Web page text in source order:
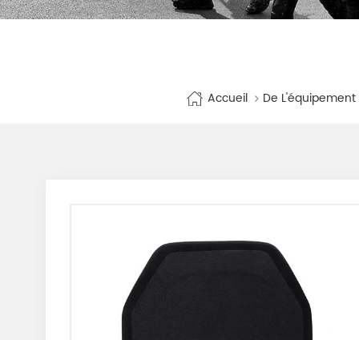
Accueil De